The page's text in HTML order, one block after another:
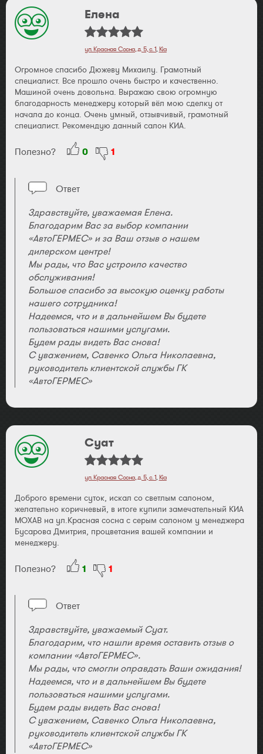
Елена
ул. Красная Сосна, д. 5, с. 1,Kia
Огромное спасибо Дюжеву Михаилу. Грамотный
специалист. Все прошло очень быстро и качественно.
Машиной очень довольна. Выражаю свою огромную
благодарность менеджеру который вёл мою сделку от
начала до конца. Очень умный, отзывчивый, грамотный
специалист. Рекомендую данный салон КИА.
Полезно? 0 1
Ответ
Здравствуйте, уважаемая Елена.
Благодарим Вас за выбор компании
«АвтоГЕРМЕС» и за Ваш отзыв о нашем
дилерском центре!
Мы рады, что Вас устроило качество
обслуживания!
Большое спасибо за высокую оценку работы
нашего сотрудника!
Надеемся, что и в дальнейшем Вы будете
пользоваться нашими услугами.
Будем рады видеть Вас снова!
С уважением, Савенко Ольга Николаевна,
руководитель клиентской службы ГК
«АвтоГЕРМЕС»
Суат
ул. Красная Сосна, д. 5, с. 1,Kia
Доброго времени суток, искал со светлым салоном,
желательно коричневый, в итоге купили замечательный КИА
МОХАВ на ул.Красная сосна с серым салоном у менеджера
Бусарова Дмитрия, процветания вашей компании и
менеджеру.
Полезно? 1 1
Ответ
Здравствуйте, уважаемый Суат.
Благодарим, что нашли время оставить отзыв о
компании «АвтоГЕРМЕС».
Мы рады, что смогли оправдать Ваши ожидания!
Надеемся, что и в дальнейшем Вы будете
пользоваться нашими услугами.
Будем рады видеть Вас снова!
С уважением, Савенко Ольга Николаевна,
руководитель клиентской службы ГК
«АвтоГЕРМЕС»